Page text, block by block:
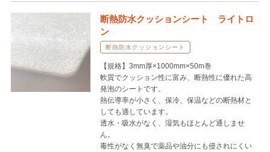
断熱防水クッションシート ライトロ
ン
断熱防水クッションシート
【規格】3mm厚×1000mm×50m巻
軟質でクッション性に富み、断熱性に優れた高
発泡のシートです。
熱伝導率が小さく、保冷、保温などの断熱材と
しても適しています。
透水・吸水がなく、湿気もほとんど通しませ
ん。
毒性がなく無臭で薬品や油分にも侵されにくい